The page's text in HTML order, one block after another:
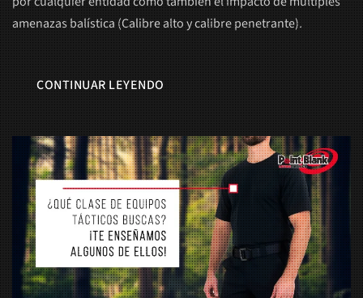
amenazas balística (Calibre alto y calibre penetrante).
CONTINUAR LEYENDO